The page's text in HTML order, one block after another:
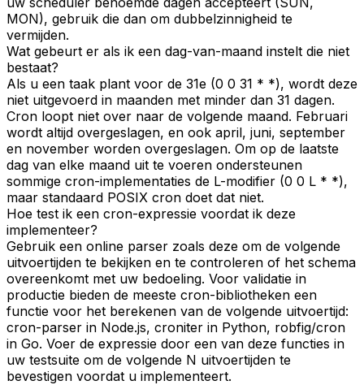
MON), gebruik die dan om dubbelzinnigheid te
vermijden.
Wat gebeurt er als ik een dag-van-maand instelt die niet
bestaat?
Als u een taak plant voor de 31e (0 0 31 * *), wordt deze
niet uitgevoerd in maanden met minder dan 31 dagen.
Cron loopt niet over naar de volgende maand. Februari
wordt altijd overgeslagen, en ook april, juni, september
en november worden overgeslagen. Om op de laatste
dag van elke maand uit te voeren ondersteunen
sommige cron-implementaties de L-modifier (0 0 L * *),
maar standaard POSIX cron doet dat niet.
Hoe test ik een cron-expressie voordat ik deze
implementeer?
Gebruik een online parser zoals deze om de volgende
uitvoertijden te bekijken en te controleren of het schema
overeenkomt met uw bedoeling. Voor validatie in
productie bieden de meeste cron-bibliotheken een
functie voor het berekenen van de volgende uitvoertijd:
cron-parser in Node.js, croniter in Python, robfig/cron
in Go. Voer de expressie door een van deze functies in
uw testsuite om de volgende N uitvoertijden te
bevestigen voordat u implementeert.